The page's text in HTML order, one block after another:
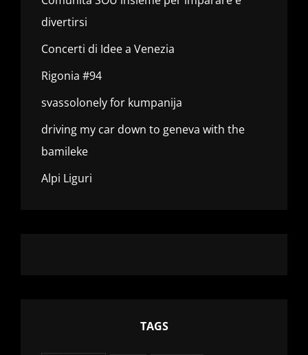
divertirsi
Concerti di Idee a Venezia
Rigonia #94
svassolonely for kumpanija
driving my car down to geneva with the
bamileke
Alpi Liguri
TAGS